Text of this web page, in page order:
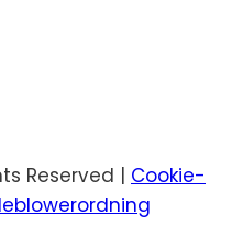
Reserved | Cookie-